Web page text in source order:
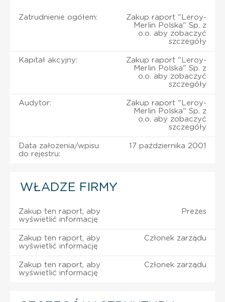
Zatrudnienie ogółem:
Zakup raport "Leroy-
Merlin Polska" Sp. z
o.o. aby zobaczyć
szczegóły
Kapitał akcyjny:
Zakup raport "Leroy-
Merlin Polska" Sp. z
o.o. aby zobaczyć
szczegóły
Audytor:
Zakup raport "Leroy-
Merlin Polska" Sp. z
o.o. aby zobaczyć
szczegóły
Data założenia/wpisu
do rejestru:
17 października 2001
WŁADZE FIRMY
Zakup ten raport, aby
wyświetlić informację
Prezes
Zakup ten raport, aby
wyświetlić informację
Członek zarządu
Zakup ten raport, aby
wyświetlić informację
Członek zarządu